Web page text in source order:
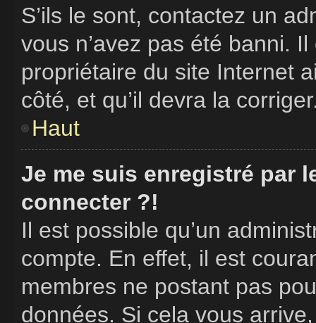
S’ils le sont, contactez un
vous n’avez pas été banni.
propriétaire du site Internet
côté, et qu’il devra la
Haut
Je me suis enregistré par
connecter ?!
Il est possible qu’un
compte. En effet, il est
membres ne postant pas
données. Si cela vous